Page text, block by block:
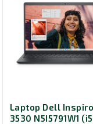
Laptop Dell
3530 N5I5791W1 (i5